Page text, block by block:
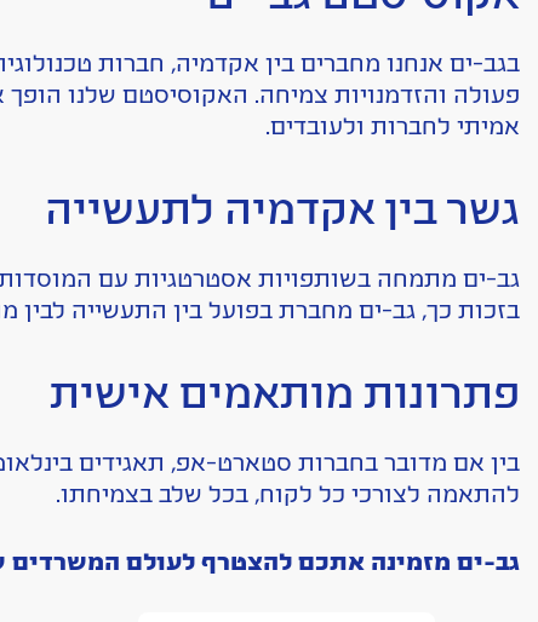
בגב-ים אנחנו מחברים בין אקדמיה, חברות
פעולה והזדמנויות צמיחה. האקוסיסטם שלנו
אמיתי לחברות ולעובדים.
גשר בין אקדמיה לתעשייה
גב-ים מתמחה בשותפויות אסטרטגיות עם
בזכות כך, גב-ים מחברת בפועל בין התעשייה
פתרונות מותאמים אישית
בין אם מדובר בחברות סטארט-אפ, תאגידים
להתאמה לצורכי כל לקוח, בכל שלב בצמיחתו.
גב-ים מזמינה אתכם להצטרף לעולם המשרדים